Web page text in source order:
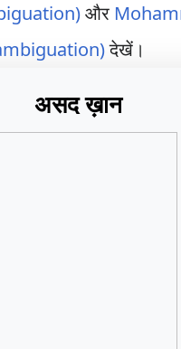
और
देखें।
असद ख़ान